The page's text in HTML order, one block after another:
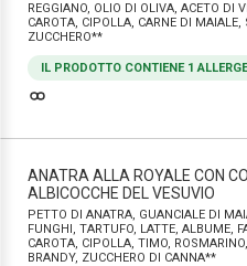
REGGIANO, OLIO DI OLIVA, ACETO DI
CAROTA, CIPOLLA, CARNE DI MAIALE,
ZUCCHERO**
IL PRODOTTO CONTIENE 1
ANATRA ALLA ROYALE CON
ALBICOCCHE DEL VESUVIO
PETTO DI ANATRA, GUANCIALE DI
FUNGHI, TARTUFO, LATTE, ALBUME,
CAROTA, CIPOLLA, TIMO,
BRANDY, ZUCCHERO DI CANNA**